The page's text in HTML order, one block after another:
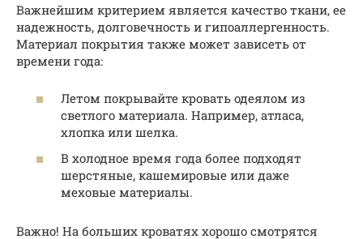
Важнейшим критерием является качество ткани, ее
надежность, долговечность и гипоаллергенность.
Материал покрытия также может зависеть от
времени года:
Летом покрывайте кровать одеялом из
светлого материала. Например, атласа,
хлопка или шелка.
В холодное время года более подходят
шерстяные, кашемировые или даже
меховые материалы.
Важно! На больших кроватях хорошо смотрятся